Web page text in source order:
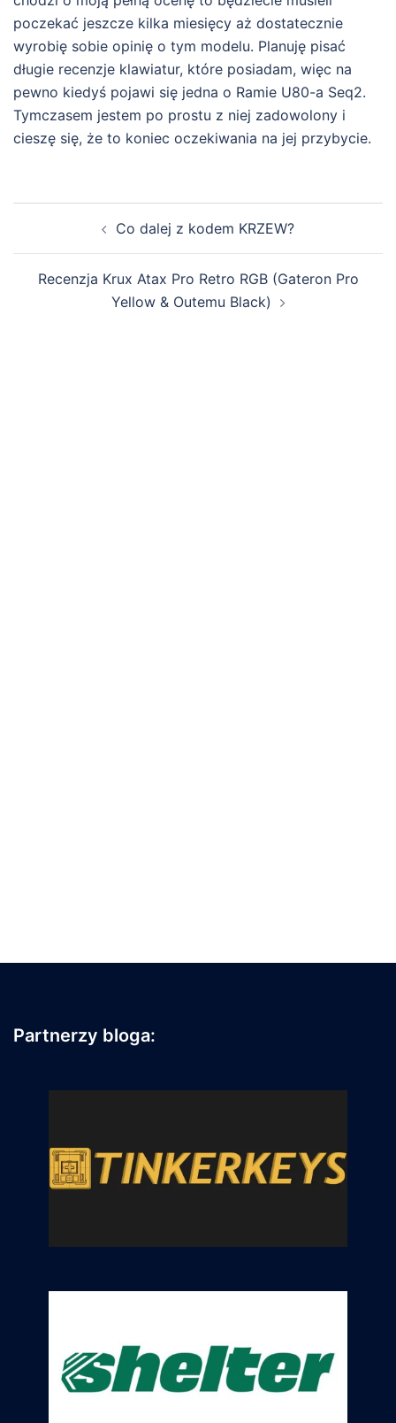
poczekać jeszcze kilka miesięcy aż dostatecznie
wyrobię sobie opinię o tym modelu. Planuję pisać
długie recenzje klawiatur, które posiadam, więc na
pewno kiedyś pojawi się jedna o Ramie U80-a Seq2.
Tymczasem jestem po prostu z niej zadowolony i
cieszę się, że to koniec oczekiwania na jej przybycie.
Co dalej z kodem KRZEW?
Recenzja Krux Atax Pro Retro RGB (Gateron Pro
Yellow & Outemu Black)
Partnerzy bloga: